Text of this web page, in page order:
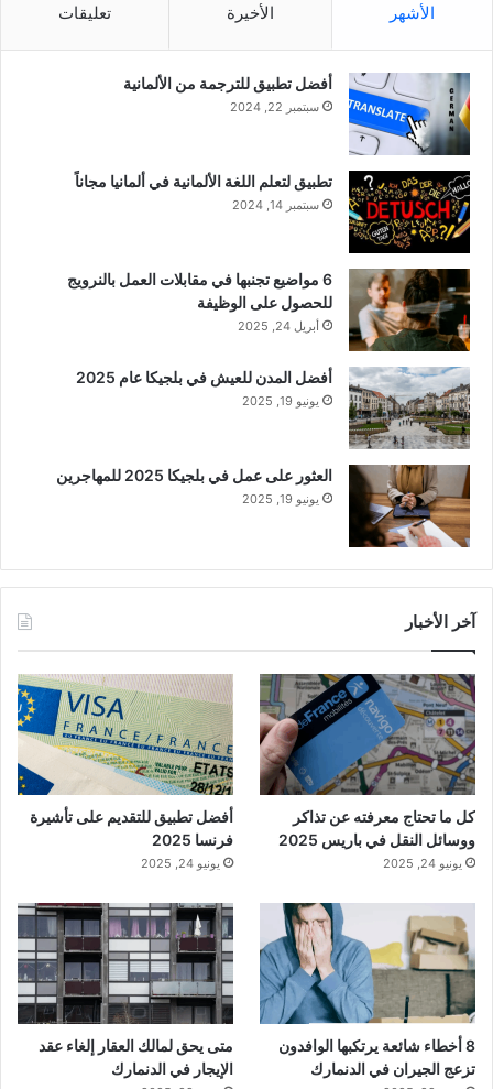
الأشهر الأخيرة تعليقات
أفضل تطبيق للترجمة من الألمانية
سبتمبر 22, 2024
تطبيق لتعلم اللغة الألمانية في ألمانيا مجاناً
سبتمبر 14, 2024
6 مواضيع تجنبها في مقابلات العمل بالنرويج
للحصول على الوظيفة
أبريل 24, 2025
أفضل المدن للعيش في بلجيكا عام 2025
يونيو 19, 2025
العثور على عمل في بلجيكا 2025 للمهاجرين
يونيو 19, 2025
آخر الأخبار
كل ما تحتاج معرفته عن تذاكر
ووسائل النقل في باريس 2025
يونيو 24, 2025
أفضل تطبيق للتقديم على تأشيرة
فرنسا 2025
يونيو 24, 2025
8 أخطاء شائعة يرتكبها الوافدون
تزعج الجيران في الدنمارك
متى يحق لمالك العقار إلغاء عقد
الإيجار في الدنمارك